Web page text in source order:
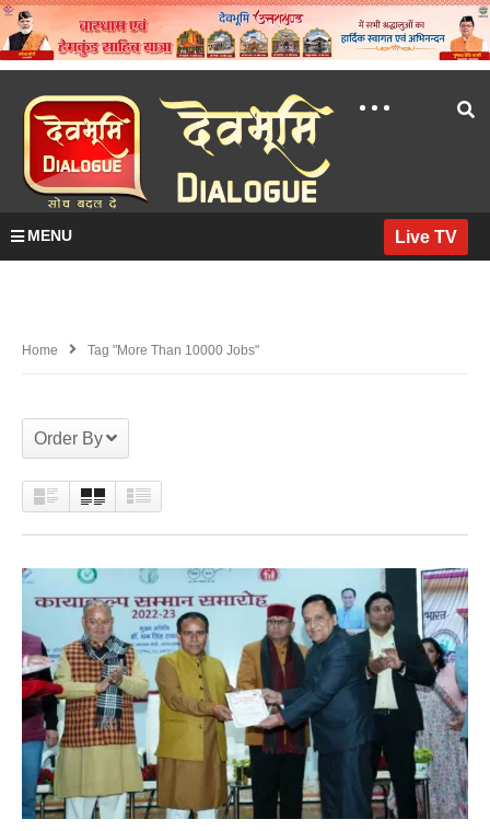
MENU Live TV
Home Tag "more Than 10000 Jobs"
Order By